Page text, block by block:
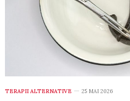
TERAPII ALTERNATIVE 25 MAI 2026